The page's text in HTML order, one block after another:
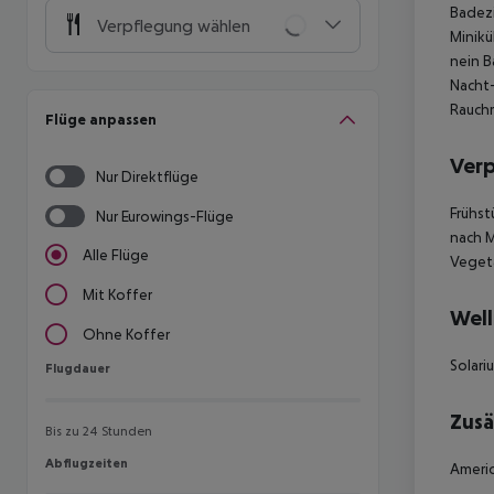
Verpflegung wählen
Flüge anpassen
Nur Direktflüge
Nur Eurowings-Flüge
Alle Flüge
Mit Koffer
Ohne Koffer
Flugdauer
Flugdauer
Bis zu 24 Stunden
Abflugzeiten
Abflugzeiten
nein
nach